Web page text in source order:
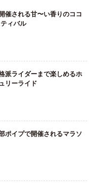
催される甘〜い香りのココ
ィバル
派ライダーまで楽しめるホ
リーライド
ポイプで開催されるマラソ